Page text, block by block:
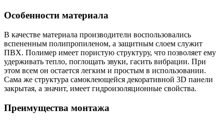
Особенности материала
В качестве материала производители воспользовались
вспененным полипропиленом, а защитным слоем служит
ПВХ. Полимер имеет пористую структуру, что позволяет ему
удерживать тепло, поглощать звуки, гасить вибрации. При
этом всем он остается легким и простым в использовании.
Сама же структура самоклеющейся декоративной 3D панели
закрытая, а значит, имеет гидроизоляционные свойства.
Преимущества монтажа